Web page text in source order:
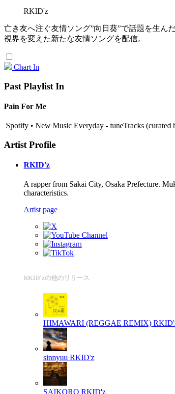
RKID'z
亡き友へ注ぐ友情ソング”向日葵”で話題を生ん
視界を変えた新たな友情ソングを配信。
Chart In
Past Playlist In
Pain For Me
Spotify • New Music Everyday - tuneTracks (curated
Artist Profile
RKID'z
A rapper from Sakai City, Osaka Prefecture.
characteristics.
Artist page
RKID'zの他のリリース
HIMAWARI (REGGAE REMIX)
sinnyuu RKID'z
SAIKORO RKID'z